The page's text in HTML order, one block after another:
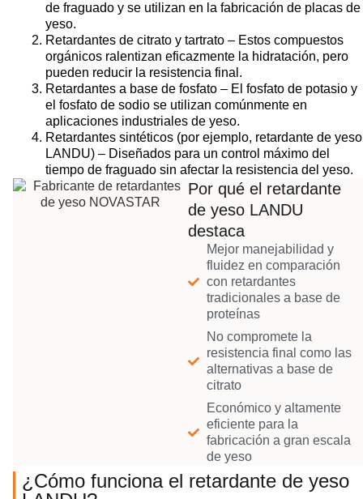
de fraguado y se utilizan en la fabricación de placas de
yeso.
Retardantes de citrato y tartrato – Estos compuestos
orgánicos ralentizan eficazmente la hidratación, pero
pueden reducir la resistencia final.
Retardantes a base de fosfato – El fosfato de potasio y
el fosfato de sodio se utilizan comúnmente en
aplicaciones industriales de yeso.
Retardantes sintéticos (por ejemplo, retardante de yeso
LANDU) – Diseñados para un control máximo del
tiempo de fraguado sin afectar la resistencia del yeso.
Por qué el retardante
de yeso LANDU
destaca
Mejor manejabilidad y
fluidez en comparación
con retardantes
tradicionales a base de
proteínas
No compromete la
resistencia final como las
alternativas a base de
citrato
Económico y altamente
eficiente para la
fabricación a gran escala
de yeso
¿Cómo funciona el retardante de yeso